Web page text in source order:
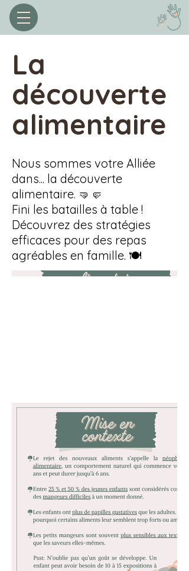
La
découverte
alimentaire
Nous sommes votre Alliée
dans... la découverte
alimentaire. 🤜🤛
Fini les batailles à table !
Découvrez des stratégies
efficaces pour des repas
agréables en famille. 🍽️